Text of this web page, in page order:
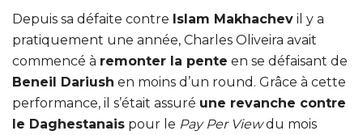
Depuis sa défaite contre Islam Makhachev il y a
pratiquement une année, Charles Oliveira avait
commencé à remonter la pente en se défaisant de
Beneil Dariush en moins d’un round. Grâce à cette
performance, il s’était assuré une revanche contre
le Daghestanais pour le Pay Per Viewdu mois